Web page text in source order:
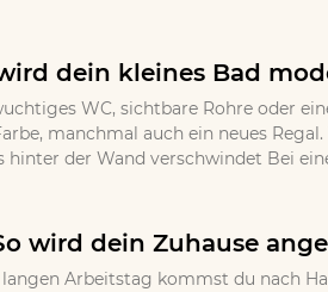
dein kleines Bad
WC, sichtbare Rohre oder
manchmal auch ein neues
hinter der Wand verschwindet Bei
wird dein Zuhause
Arbeitstag kommst du nach